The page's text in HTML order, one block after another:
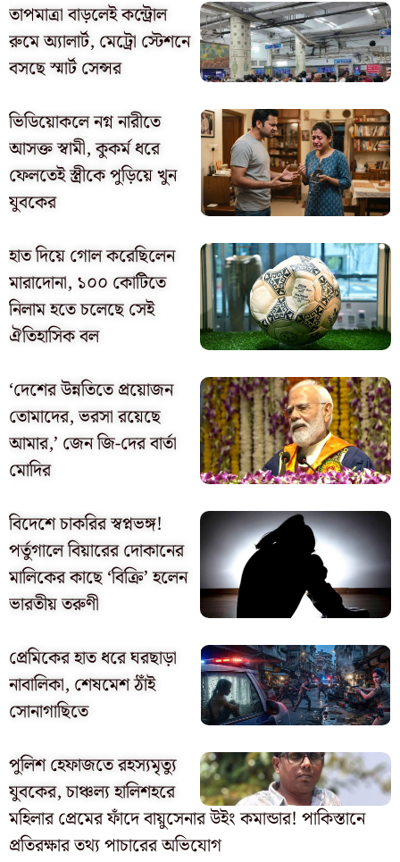
তাপমাত্রা বাড়লেই কন্ট্রোল
রুমে অ্যালার্ট, মেট্রো স্টেশনে
বসছে স্মার্ট সেন্সর
ভিডিয়োকলে নগ্ন নারীতে
আসক্ত স্বামী, কুকর্ম ধরে
ফেলতেই স্ত্রীকে পুড়িয়ে খুন
যুবকের
হাত দিয়ে গোল করেছিলেন
মারাদোনা, ১০০ কোটিতে
নিলাম হতে চলেছে সেই
ঐতিহাসিক বল
‘দেশের উন্নতিতে প্রয়োজন
তোমাদের, ভরসা রয়েছে
আমার,’ জেন জি-দের বার্তা
মোদির
বিদেশে চাকরির স্বপ্নভঙ্গ!
পর্তুগালে বিয়ারের দোকানের
মালিকের কাছে ‘বিক্রি’ হলেন
ভারতীয় তরুণী
প্রেমিকের হাত ধরে ঘরছাড়া
নাবালিকা, শেষমেশ ঠাঁই
সোনাগাছিতে
পুলিশ হেফাজতে রহস্যমৃত্যু
যুবকের, চাঞ্চল্য হালিশহরে
মহিলার প্রেমের ফাঁদে বায়ুসেনার উইং কমান্ডার! পাকিস্তানে
প্রতিরক্ষার তথ্য পাচারের অভিযোগ